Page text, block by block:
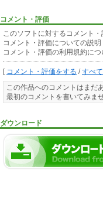
コメント・評価
このソフトに対するコメント・
コメント・評価についての説明
コメント・評価の利用規約につ
[ コメント・評価をする /すべ
この作品へのコメントはまだ
最初のコメントを書いてみま
ダウンロード